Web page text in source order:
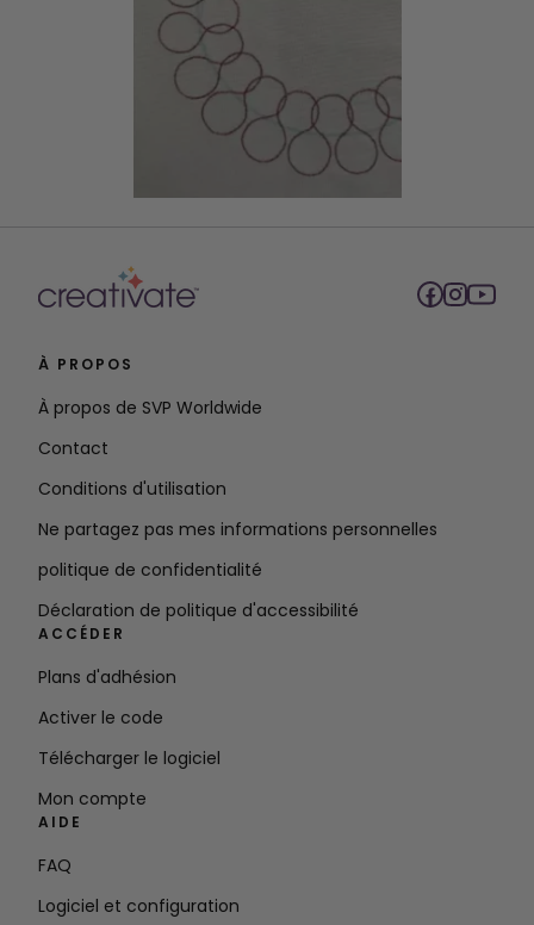
À PROPOS
À propos de SVP Worldwide
Contact
Conditions d'utilisation
Ne partagez pas mes informations personnelles
politique de confidentialité
Déclaration de politique d'accessibilité
ACCÉDER
Plans d'adhésion
Activer le code
Télécharger le logiciel
Mon compte
AIDE
FAQ
Logiciel et configuration